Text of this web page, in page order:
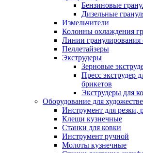
Бензиновые
Дизельные
Измельчители
Колонны охлаждения
Линии гранулирования
Пеллетайзеры
Экструдеры
Зерновые
Пресс экструдер
брикетов
Экструдеры для
Оборудование для
Инструмент для резки,
Клещи кузнечные
Станки для ковки
Инструмент ручной
Молоты кузнечные